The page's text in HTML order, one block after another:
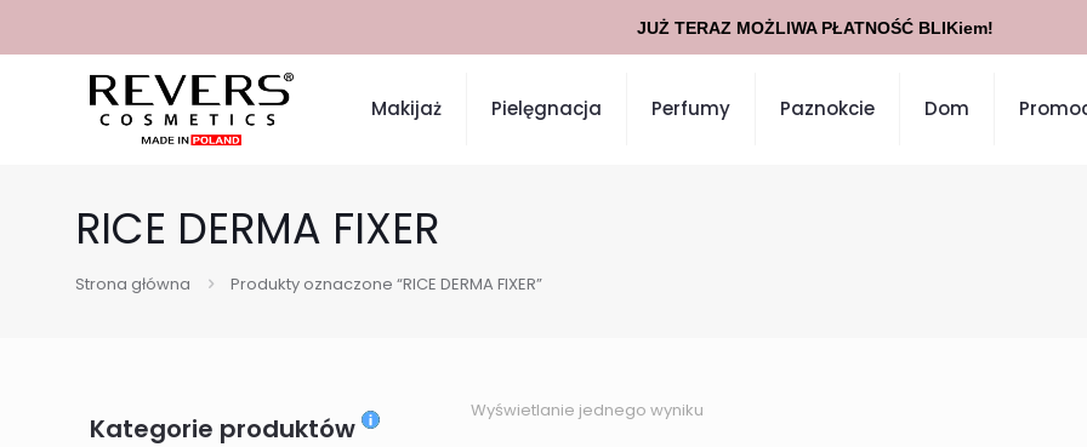
Makijaż Pielęgnacja Perfumy Paznokcie Dom
RICE DERMA FIXER
Strona główna Produkty oznaczone “RICE DERMA FIXER”
Kategorie produktów
Wyświetlanie jednego wyniku
JUŻ TERAZ MOŻLIWA PŁATNOŚĆ BLIKiem!